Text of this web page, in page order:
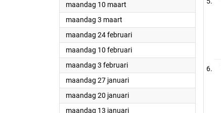
maandag 10 maart
maandag 3 maart
maandag 24 februari2025
maandag 10 februari2025
maandag 3 februari2025
maandag 27 januari2025
maandag 20 januari2025
maandag 13 januari2025